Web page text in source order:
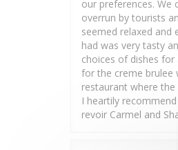
our preferences. We
overrun by tourists
seemed relaxed
had was very tasty
choices of dishes
for the creme brulee
restaurant where
I heartily
revoir Carmel and